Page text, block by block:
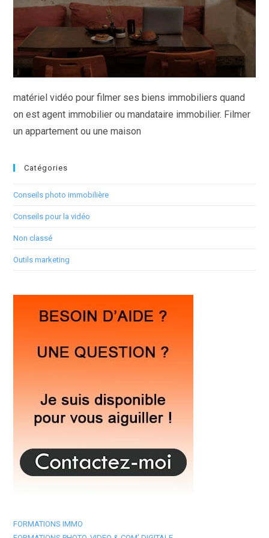
matériel vidéo pour filmer ses biens immobiliers quand
on est agent immobilier ou mandataire immobilier. Filmer
un appartement ou une maison
Catégories
Conseils photo immobilière
Conseils pour la vidéo
Non classé
Outils marketing
FORMATIONS IMMO